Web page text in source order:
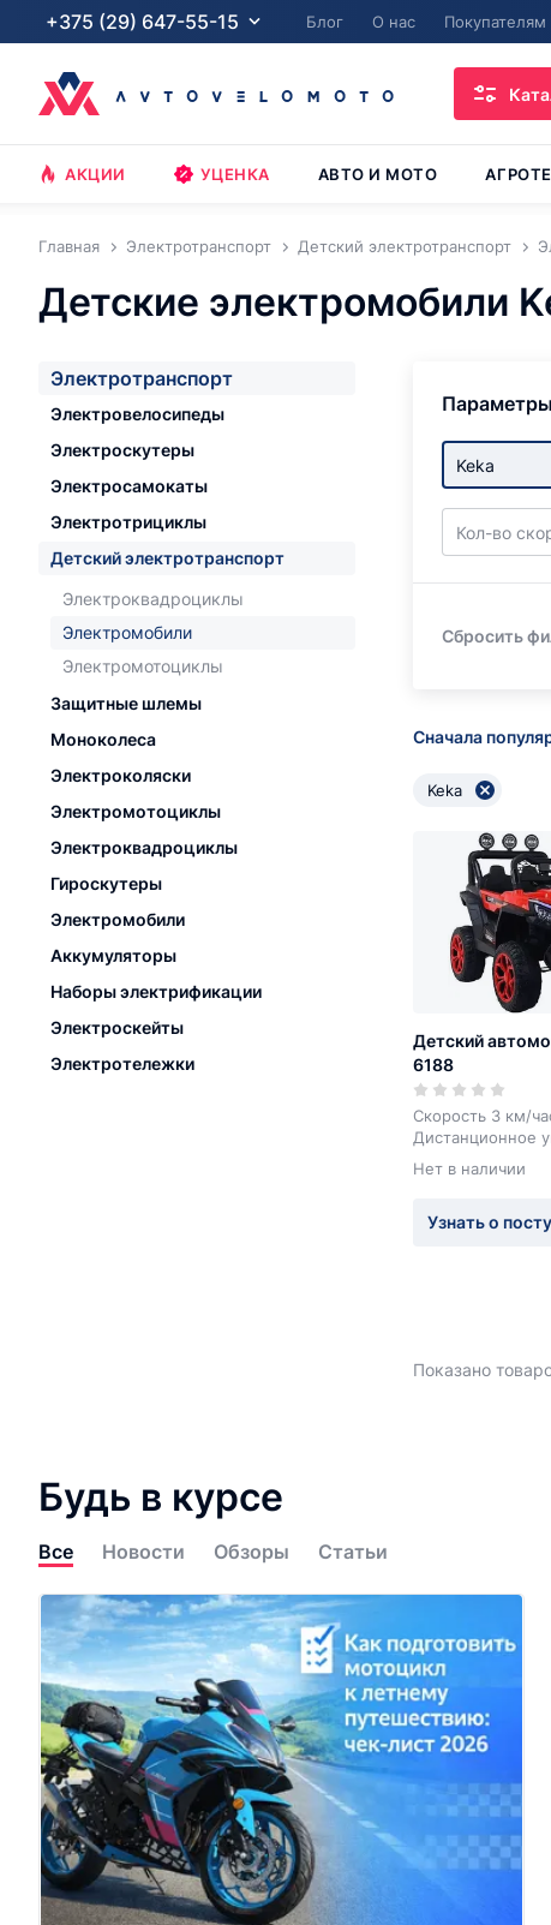
+375 (29) 647-55-15 Блог О нас Покупателям
АКЦИИ УЦЕНКА АВТО И МОТО
Главная Электротранспорт Детский электротранспорт
Детские электромобили
Электротранспорт
Электровелосипеды
Электроскутеры
Электросамокаты
Электротрициклы
Детский электротранспорт
Электроквадроциклы
Электромобили
Электромотоциклы
Защитные шлемы
Моноколеса
Электроколяски
Электромотоциклы
Электроквадроциклы
Гироскутеры
Электромобили
Аккумуляторы
Наборы электрификации
Электроскейты
Электротележки
Параметры
Keka
Кол-во
Сбросить
Сначала
Keka
Детский
6188
Скорость 3 км/
Дистанционное
Нет в наличии
Узнать о
Показано
Будь в курсе
Все Новости Обзоры Статьи